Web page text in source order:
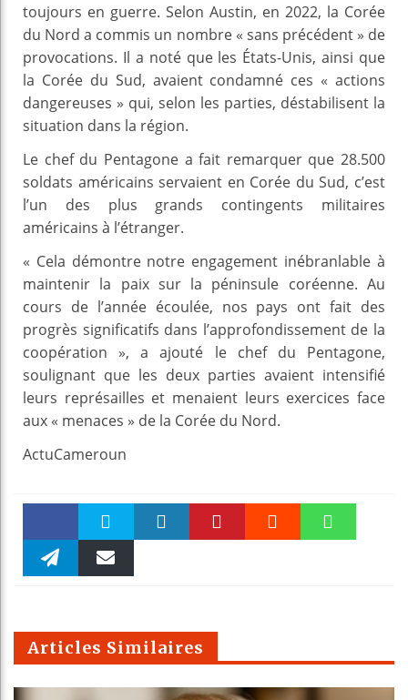
toujours en guerre. Selon Austin, en 2022, la Corée
du Nord a commis un nombre « sans précédent » de
provocations. Il a noté que les États-Unis, ainsi que
la Corée du Sud, avaient condamné ces « actions
dangereuses » qui, selon les parties, déstabilisent la
situation dans la région.
Le chef du Pentagone a fait remarquer que 28.500
soldats américains servaient en Corée du Sud, c’est
l’un des plus grands contingents militaires
américains à l’étranger.
« Cela démontre notre engagement inébranlable à
maintenir la paix sur la péninsule coréenne. Au
cours de l’année écoulée, nos pays ont fait des
progrès significatifs dans l’approfondissement de la
coopération », a ajouté le chef du Pentagone,
soulignant que les deux parties avaient intensifié
leurs représailles et menaient leurs exercices face
aux « menaces » de la Corée du Nord.
ActuCameroun
Faceboo Twitter
m
Articles Similaires